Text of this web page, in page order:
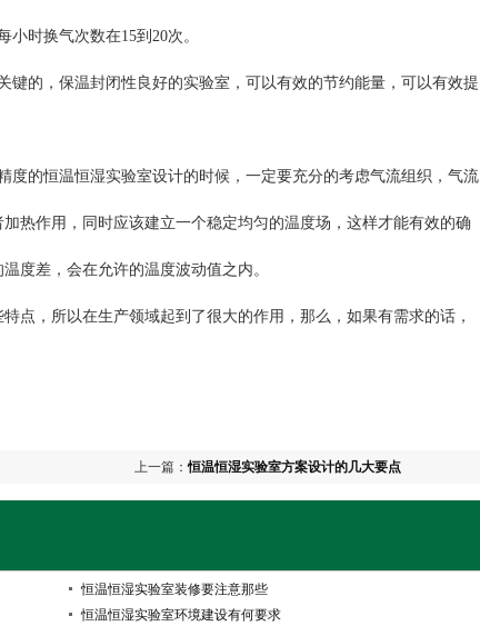
时换气次数在15到20次。
的，保温封闭性良好的实验室，可以有效的节约能量，可以有效提
的恒温恒湿实验室设计的时候，一定要充分的考虑气流组织，气流
热作用，同时应该建立一个稳定均匀的温度场，这样才能有效的确
度差，会在允许的温度波动值之内。
，所以在生产领域起到了很大的作用，那么，如果有需求的话，
上一篇：恒温恒湿实验室方案设计的几大要点
恒温恒湿实验室装修要注意那些
恒温恒湿实验室环境建设有何要求